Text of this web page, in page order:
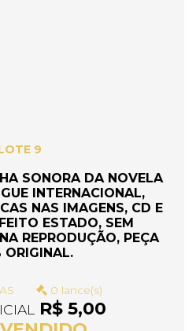
9
SONORA DA NOVELA
INTERNACIONAL,
NAS IMAGENS, CD E
ESTADO, SEM
REPRODUÇÃO, PEÇA
ORIGINAL.
0 lance(s)
R$ 5,00